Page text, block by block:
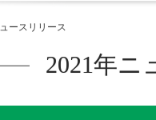
ースリリース
2021年ニ